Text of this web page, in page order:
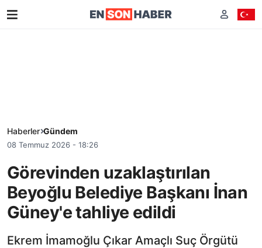
Haberler Gündem
08 Temmuz 2026 - 18:26
Görevinden uzaklaştırılan
Beyoğlu Belediye Başkanı İnan
Güney'e tahliye edildi
Ekrem İmamoğlu Çıkar Amaçlı Suç Örgütü